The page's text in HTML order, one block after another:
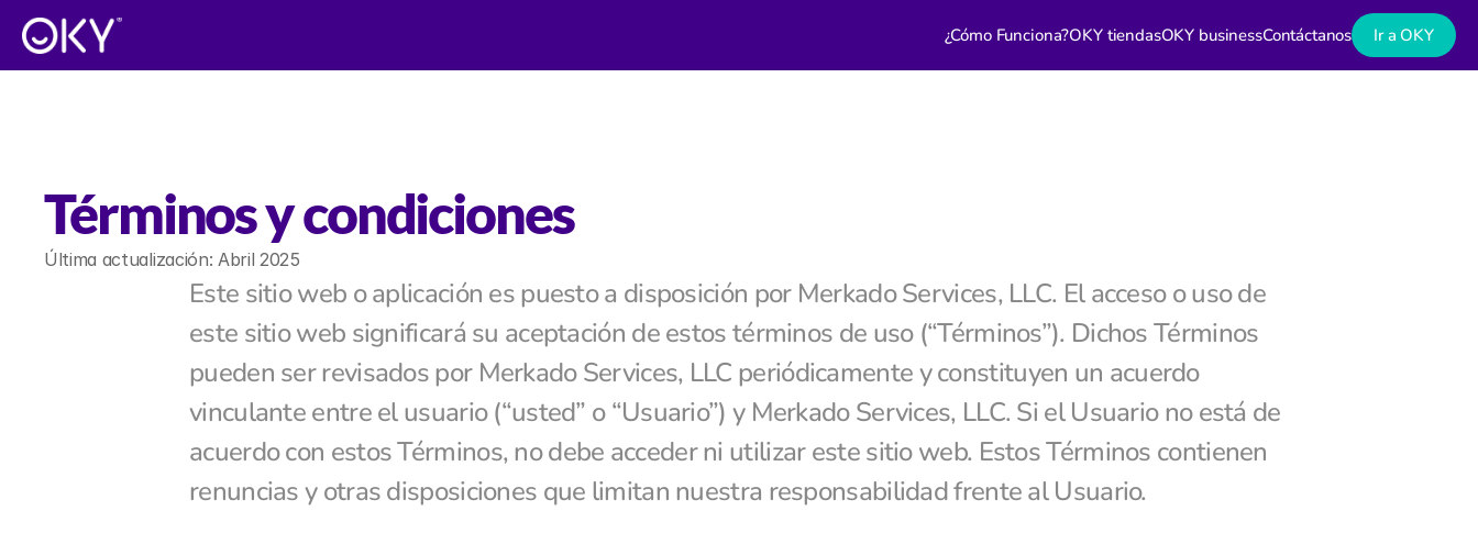
¿Cómo Funciona?OKY tiendasOKY businessContáctanos Ir a OKY
Términos y condiciones
Última actualización: Abril 2025
Este sitio web o aplicación es puesto a disposición por Merkado Services, LLC. El acceso o uso de
este sitio web significará su aceptación de estos términos de uso (“Términos”). Dichos Términos
pueden ser revisados por Merkado Services, LLC periódicamente y constituyen un acuerdo
vinculante entre el usuario (“usted” o “Usuario”) y Merkado Services, LLC. Si el Usuario no está de
acuerdo con estos Términos, no debe acceder ni utilizar este sitio web. Estos Términos contienen
renuncias y otras disposiciones que limitan nuestra responsabilidad frente al Usuario.